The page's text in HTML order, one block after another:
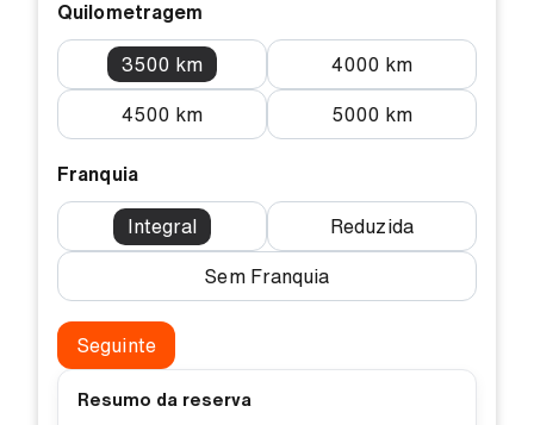
Quilometragem
3500 km 4000 km
4500 km 5000 km
Franquia
Integral Reduzida
Sem Franquia
Seguinte
Resumo da reserva